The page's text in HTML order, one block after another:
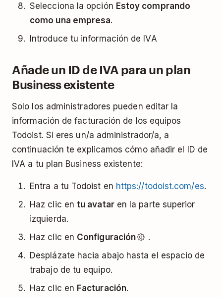
Selecciona la opción Estoy comprando
como una empresa.
Introduce tu información de IVA
Añade un ID de IVA para un plan
Business existente
Solo los administradores pueden editar la
información de facturación de los equipos
Todoist. Si eres un/a administrador/a, a
continuación te explicamos cómo añadir el ID de
IVA a tu plan Business existente:
Entra a tu Todoist en https://todoist.com/es.
Haz clic entu avataren la parte superior
izquierda.
Haz clic en Configuración
.
Desplázate hacia abajo hasta el espacio de
trabajo de tu equipo.
Haz clic en Facturación.